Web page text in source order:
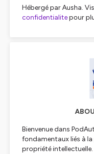
Hébergé par Ausha.
confidentialitepour
Bienvenue dans
fondamentaux liés à
propriété